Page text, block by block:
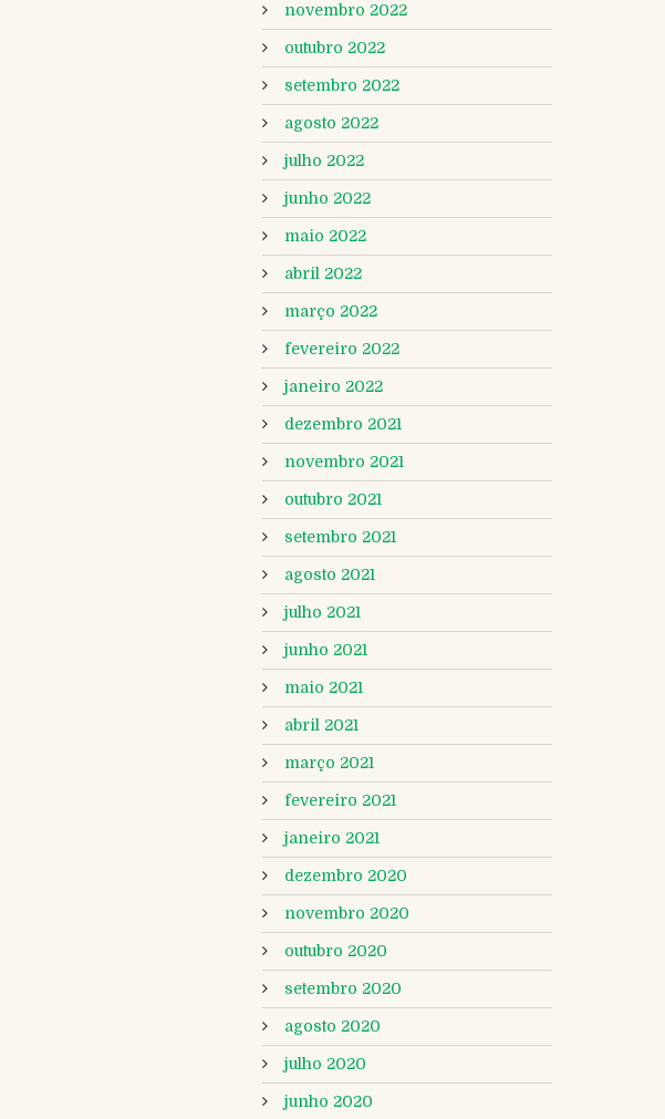
novembro 2022
outubro 2022
setembro 2022
agosto 2022
julho 2022
junho 2022
maio 2022
abril 2022
março 2022
fevereiro 2022
janeiro 2022
dezembro 2021
novembro 2021
outubro 2021
setembro 2021
agosto 2021
julho 2021
junho 2021
maio 2021
abril 2021
março 2021
fevereiro 2021
janeiro 2021
dezembro 2020
novembro 2020
outubro 2020
setembro 2020
agosto 2020
julho 2020
junho 2020